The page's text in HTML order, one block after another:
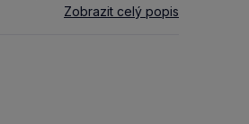
Zobrazit celý popis